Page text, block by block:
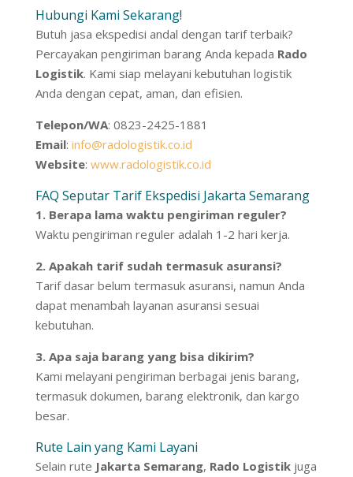
Hubungi Kami Sekarang!
Butuh jasa ekspedisi andal dengan tarif terbaik?
Percayakan pengiriman barang Anda kepada Rado
Logistik. Kami siap melayani kebutuhan logistik
Anda dengan cepat, aman, dan efisien.
Telepon/WA: 0823-2425-1881
Email: info@radologistik.co.id
Website: www.radologistik.co.id
FAQ Seputar Tarif Ekspedisi Jakarta Semarang
1. Berapa lama waktu pengiriman reguler?
Waktu pengiriman reguler adalah 1-2 hari kerja.
2. Apakah tarif sudah termasuk asuransi?
Tarif dasar belum termasuk asuransi, namun Anda
dapat menambah layanan asuransi sesuai
kebutuhan.
3. Apa saja barang yang bisa dikirim?
Kami melayani pengiriman berbagai jenis barang,
termasuk dokumen, barang elektronik, dan kargo
besar.
Rute Lain yang Kami Layani
Selain rute Jakarta Semarang, Rado Logistikjuga